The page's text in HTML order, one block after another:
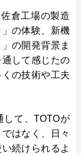
倉工場の製造
の体験、新機
の開発背景ま
して感じたの
の技術や工夫
して、TOTOが
はなく、日々
続けられるよ